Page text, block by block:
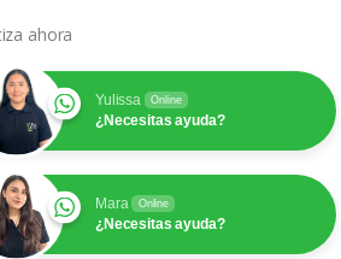
ahora
Yulissa Online
¿Necesitas ayuda?
Mara Online
¿Necesitas ayuda?